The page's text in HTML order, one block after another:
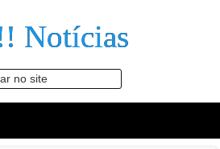
Notícias
no site